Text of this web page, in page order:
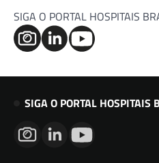
SIGA O PORTAL HOSPITAIS
SIGA O PORTAL HOSPITAIS